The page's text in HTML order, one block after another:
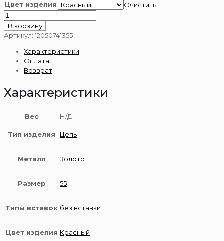
Цвет изделия
Очистить
Количество
товара
Цепь
пробы
В корзину
Артикул: 12050741355
Характеристики
Оплата
Возврат
Характеристики
Вес Н/Д
Тип изделия Цепь
Металл Золото
Размер 55
Типы вставок без вставки
Цвет изделия Красный